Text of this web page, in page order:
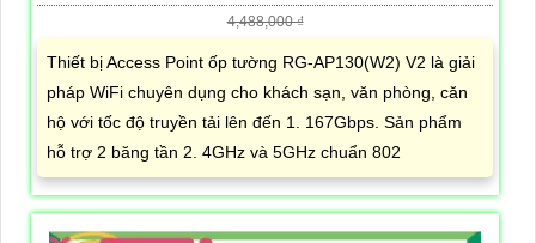
4,488,000 ₫
Thiết bị Access Point ốp tường RG-AP130(W2) V2 là giải
pháp WiFi chuyên dụng cho khách sạn, văn phòng, căn
hộ với tốc độ truyền tải lên đến 1. 167Gbps. Sản phẩm
hỗ trợ 2 băng tần 2. 4GHz và 5GHz chuẩn 802